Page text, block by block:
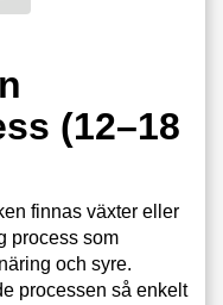
(12–18
finnas växter eller
process som
och syre.
processen så enkelt